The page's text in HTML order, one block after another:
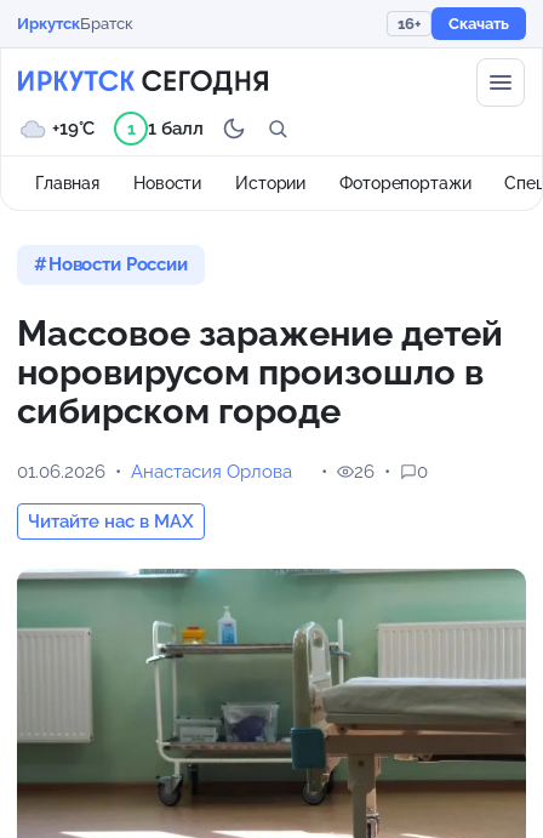
ИркутскБратск 16+ Скачать
Главная Новости Истории Фоторепортажи
+19°C 1 1 балл
Новости России
Массовое заражение детей
норовирусом произошло в
сибирском городе
01.06.2026 Анастасия Орлова
Читайте нас в MAX
26 0